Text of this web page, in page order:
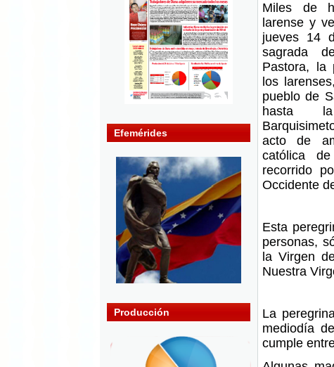
Efemérides
Producción
Miles de
larense y
jueves 14
sagrada
Pastora, la
los
pueblo de
hasta
acto de
católica
recorrido
Occidente
Esta
personas,
la Virgen
Nuestra
La
mediodía
cumple